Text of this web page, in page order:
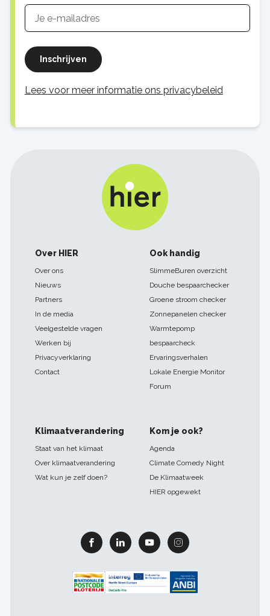
Inschrijven
Lees voor meer informatie ons privacybeleid
Footer
navigatie
Over HIER
Over ons
Nieuws
Partners
In de media
Veelgestelde vragen
Werken bij
Privacyverklaring
Contact
Ook handig
SlimmeBuren overzicht
Douche bespaarchecker
Groene stroom checker
Zonnepanelen checker
Warmtepomp
bespaarcheck
Ervaringsverhalen
Lokale Energie Monitor
Forum
Klimaatverandering
Staat van het klimaat
Over klimaatverandering
Wat kun je zelf doen?
Kom je ook?
Agenda
Climate Comedy Night
De Klimaatweek
HIER opgewekt
Facebook Linkedin Youtube Instagram